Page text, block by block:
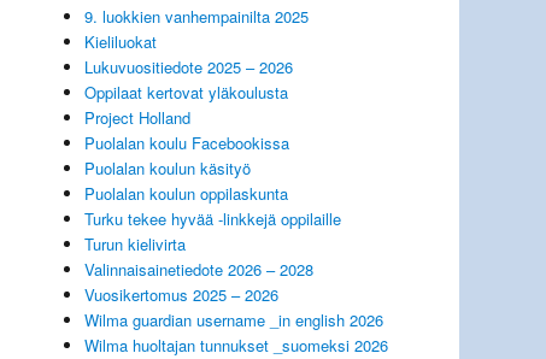
9. luokkien vanhempainilta 2025
Kieliluokat
Lukuvuositiedote 2025 – 2026
Oppilaat kertovat yläkoulusta
Project Holland
Puolalan koulu Facebookissa
Puolalan koulun käsityö
Puolalan koulun oppilaskunta
Turku tekee hyvää -linkkejä oppilaille
Turun kielivirta
Valinnaisainetiedote 2026 – 2028
Vuosikertomus 2025 – 2026
Wilma guardian username _in english 2026
Wilma huoltajan tunnukset _suomeksi 2026